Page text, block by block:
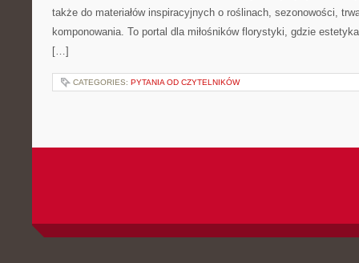
także do materiałów inspiracyjnych o roślinach, sezonowości,
komponowania. To portal dla miłośników florystyki, gdzie
[…]
CATEGORIES: PYTANIA OD CZYTELNIKÓW